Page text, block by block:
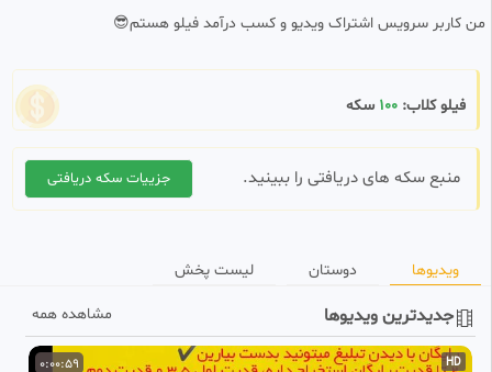
من کاربر سرویس اشتراک ویدیو و کسب درآمد فیلو هستم😎
فیلو کلاب: 100 سکه
منبع سکه های دریافتی را ببینید. جزییات سکه دریافتی
ویدیوها دوستان لیست پخش
مشاهده همه جدیدترین ویدیوها
0:00:59 HD